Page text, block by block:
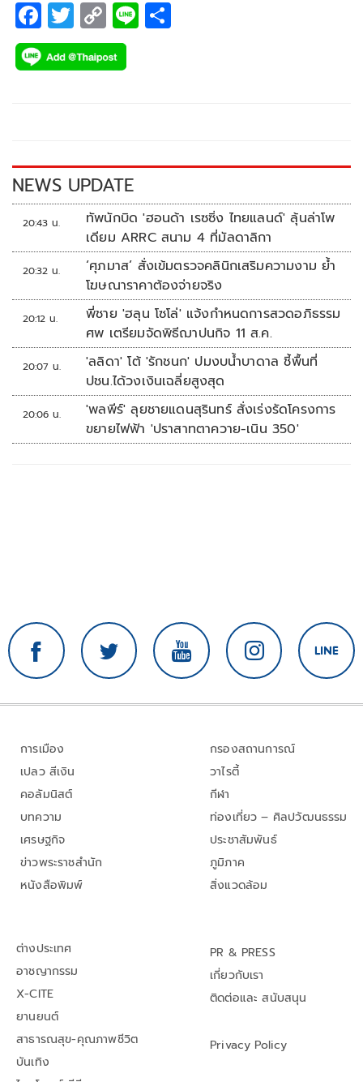
F
ac
e
k
T
wi
tt
C
o
p
k
Li
NEWS UPDATE
20:43 น.
ทัพนักบิด 'ฮอนด้า เรซซิ่ง ไทยแลนด์' ลุ้นล่าโพ
เดียม ARRC สนาม 4 ที่มัลดาลิกา
20:32 น.
‘ศุภมาส’ สั่งเข้มตรวจคลินิกเสริมความงาม ย้ำ
โฆษณาราคาต้องจ่ายจริง
20:12 น.
พี่ชาย 'ฮลุน โซโล่' แจ้งกำหนดการสวดอภิธรรม
ศพ เตรียมจัดพิธีฌาปนกิจ 11 ส.ค.
20:07 น.
'ลลิดา' โต้ 'รักชนก' ปมงบน้ำบาดาล ชี้พื้นที่
ปชน.ได้วงเงินเฉลี่ยสูงสุด
20:06 น.
'พลพีร์' ลุยชายแดนสุรินทร์ สั่งเร่งรัดโครงการ
ขยายไฟฟ้า 'ปราสาทตาควาย-เนิน 350'
การเมือง
เปลว สีเงิน
คอลัมนิสต์
บทความ
เศรษฐกิจ
ข่าวพระราชสำนัก
หนังสือพิมพ์
กรองสถานการณ์
วาไรตี้
กีฬา
ท่องเที่ยว – ศิลปวัฒนธรรม
ประชาสัมพันธ์
ภูมิภาค
สิ่งแวดล้อม
ต่างประเทศ
อาชญากรรม
X-CITE
ยานยนต์
สาธารณสุข-คุณภาพชีวิต
บันเทิง
PR & PRESS
เกี่ยวกับเรา
ติดต่อและ สนับสนุน
Privacy Policy